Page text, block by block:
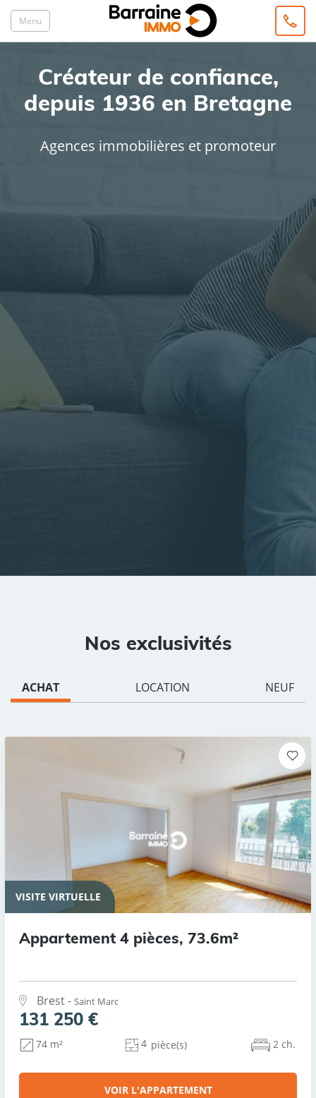
Menu
Créateur de confiance,
depuis 1936 en Bretagne
Agences immobilières et promoteur
Rayon
Nos exclusivités
ACHAT LOCATION NEUF
VISITE VIRTUELLE
Appartement 4 pièces, 73.6m²
Brest - Saint Marc
131 250 €
74 m² 4 pièce(s) 2 ch.
VOIR L'APPARTEMENT